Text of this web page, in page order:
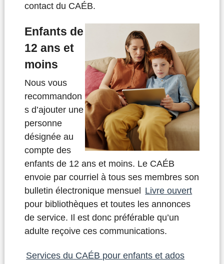
contact du CAÉB.
Enfants de
12 ans et
moins
Nous vous
recommandon
s d’ajouter une
personne
désignée au
compte des
enfants de 12 ans et moins. Le CAÉB
envoie par courriel à tous ses membres son
bulletin électronique mensuel
Livre ouvert
pour bibliothèques et toutes les annonces
de service. Il est donc préférable qu’un
adulte reçoive ces communications.
Services du CAÉB pour enfants et ados